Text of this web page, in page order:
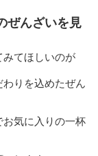
ぜんざいを見
みてほしいのが
りを込めたぜん
気に入りの一杯